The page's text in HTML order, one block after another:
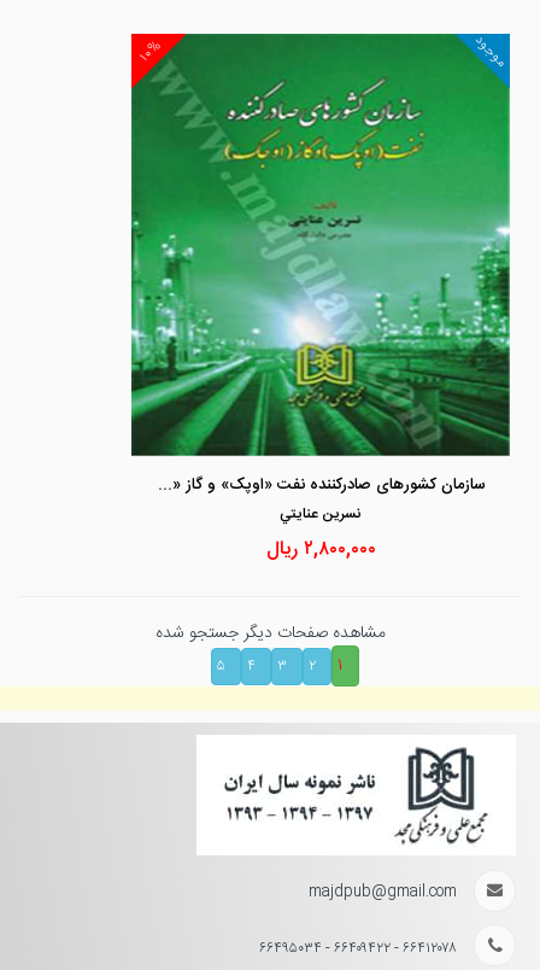
۱۰% موجود
سازمان کشورهای صادرکننده نفت «اوپک» و گاز «اوجک»
نسرين عنايتي
۲,۸۰۰,۰۰۰ریال
مشاهده صفحات دیگر جستجو شده
۱
۲ ۳ ۴ ۵
majdpub@gmail.com
۶۶۴۱۲۰۷۸ - ۶۶۴۰۹۴۲۲ - ۶۶۴۹۵۰۳۴